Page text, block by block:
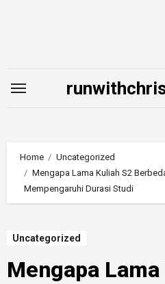
Home
Uncategorized
Mengapa Lama Kuliah S2
Mempengaruhi Durasi Studi
Uncategorized
Mengapa